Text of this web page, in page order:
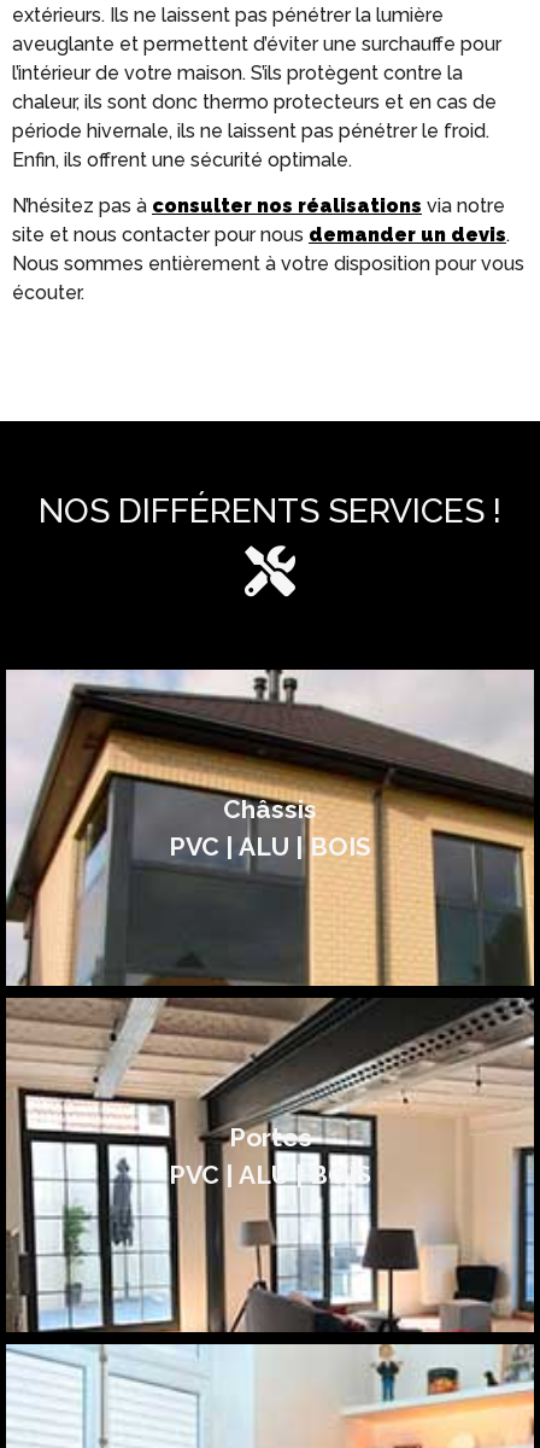
extérieurs. Ils ne laissent pas pénétrer la lumière
aveuglante et permettent d’éviter une surchauffe pour
l’intérieur de votre maison. S’ils protègent contre la
chaleur, ils sont donc thermo protecteurs et en cas de
période hivernale, ils ne laissent pas pénétrer le froid.
Enfin, ils offrent une sécurité optimale.
N’hésitez pas à consulter nos réalisations via notre
site et nous contacter pour nous demander un devis.
Nous sommes entièrement à votre disposition pour vous
écouter.
NOS DIFFÉRENTS SERVICES !
Châssis
PVC | ALU | BOIS
Portes
PVC | ALU | BOIS